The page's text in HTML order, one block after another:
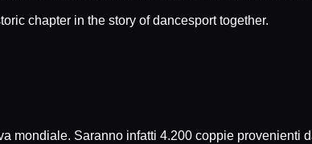
chapter in the story of dancesport together.
mondiale. Saranno infatti 4.200 coppie provenienti